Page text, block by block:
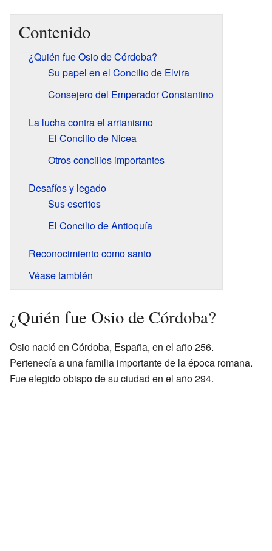
Contenido
¿Quién fue Osio de Córdoba?
Su papel en el Concilio de Elvira
Consejero del Emperador Constantino
La lucha contra el arrianismo
El Concilio de Nicea
Otros concilios importantes
Desafíos y legado
Sus escritos
El Concilio de Antioquía
Reconocimiento como santo
Véase también
¿Quién fue Osio de Córdoba?
Osio nació en Córdoba, España, en el año 256.
Pertenecía a una familia importante de la época romana.
Fue elegido obispo de su ciudad en el año 294.